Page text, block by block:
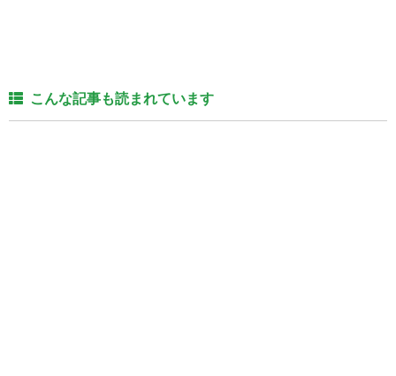
こんな記事も読まれています